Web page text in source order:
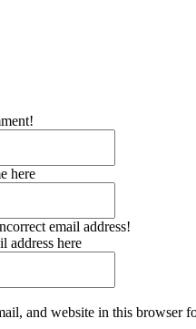
here
email address!
address here
and website in this browser